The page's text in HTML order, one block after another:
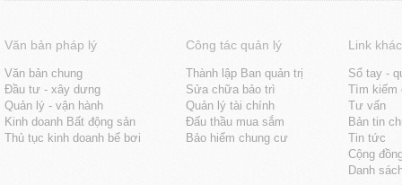
Văn bản pháp lý
Văn bản chung
Đầu tư - xây dưng
Quản lý - vận hành
Kinh doanh Bất động sản
Thủ tục kinh doanh bể bơi
Công tác quản lý
Thành lập Ban quản trị
Sửa chữa bảo trì
Quản lý tài chính
Đấu thầu mua sắm
Bảo hiểm chung cư
Link khác
Sổ tay -
Tìm kiếm
Tư vấn
Bản tin
Tin tức
Cộng
Danh